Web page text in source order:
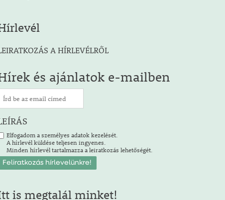
A HÍRLEVÉLRŐL
és ajánlatok e-mailben
Elfogadom a személyes adatok kezelését.
A hírlevél küldése teljesen ingyenes.
Minden hírlevél tartalmazza a leiratkozás lehetőségét.
is megtalál minket!